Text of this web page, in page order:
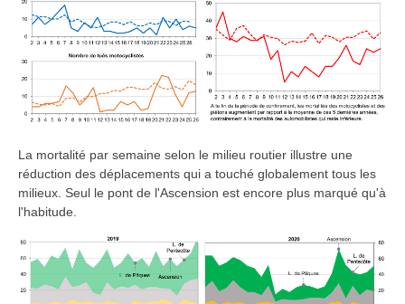
La mortalité par semaine selon le milieu routier illustre une
réduction des déplacements qui a touché globalement tous les
milieux. Seul le pont de l'Ascension est encore plus marqué qu'à
l'habitude.